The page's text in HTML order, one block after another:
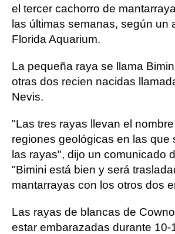
el tercer cachorro de
las últimas semanas, según un
Florida Aquarium.
La pequeña raya se llama
otras dos recien nacidas
Nevis.
"Las tres rayas llevan el
regiones geológicas en las que
las rayas", dijo un comunicado
"Bimini está bien y será
mantarrayas con los otros dos
Las rayas de blancas de
estar embarazadas durante 10-